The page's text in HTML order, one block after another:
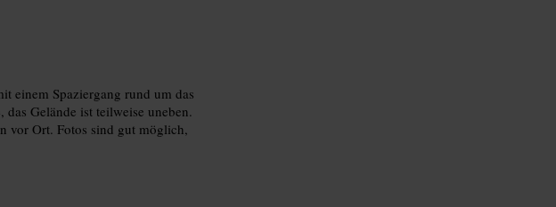
einem Spaziergang rund um das
Gelände ist teilweise uneben.
vor Ort. Fotos sind gut möglich,